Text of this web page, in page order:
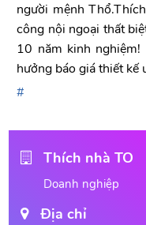
người mệnh
công nội ngoại thất
10 năm kinh
hưởng báo giá thiết
Thích nhà TO
Doanh nghiệp
Địa chỉ